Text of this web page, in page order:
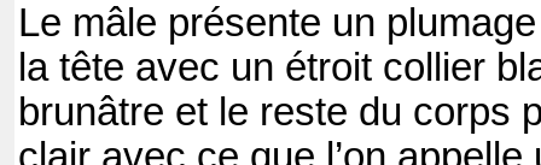
Le mâle présente un
la tête avec un étroit collier
brunâtre et le reste du corps